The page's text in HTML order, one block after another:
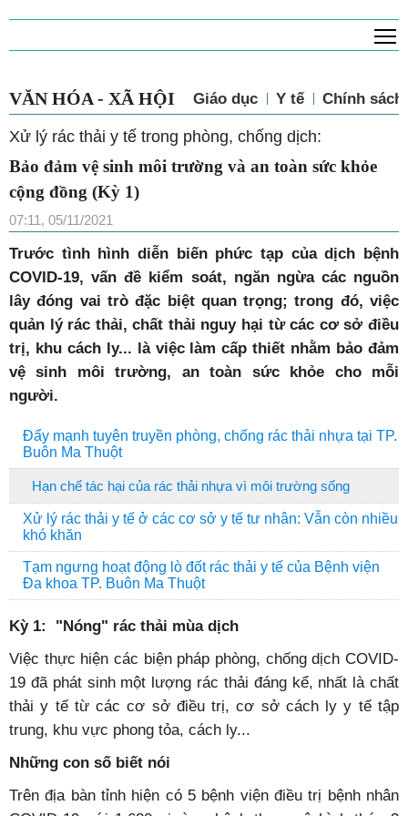
VĂN HÓA - XÃ HỘI Giáo dục Y tế Chính sách
Xử lý rác thải y tế trong phòng, chống dịch:
Bảo đảm vệ sinh môi trường và an toàn sức khỏe
cộng đồng (Kỳ 1)
07:11, 05/11/2021
Trước tình hình diễn biến phức tạp của dịch bệnh
COVID-19, vấn đề kiểm soát, ngăn ngừa các nguồn
lây đóng vai trò đặc biệt quan trọng; trong đó, việc
quản lý rác thải, chất thải nguy hại từ các cơ sở điều
trị, khu cách ly... là việc làm cấp thiết nhằm bảo đảm
vệ sinh môi trường, an toàn sức khỏe cho mỗi
người.
Đẩy mạnh tuyên truyền phòng, chống rác thải nhựa tại TP.
Buôn Ma Thuột
Hạn chế tác hại của rác thải nhựa vì môi trường sống
Xử lý rác thải y tế ở các cơ sở y tế tư nhân: Vẫn còn nhiều
khó khăn
Tạm ngưng hoạt động lò đốt rác thải y tế của Bệnh viện
Đa khoa TP. Buôn Ma Thuột
Kỳ 1: "Nóng" rác thải mùa dịch
Việc thực hiện các biện pháp phòng, chống dịch COVID-
19 đã phát sinh một lượng rác thải đáng kể, nhất là chất
thải y tế từ các cơ sở điều trị, cơ sở cách ly y tế tập
trung, khu vực phong tỏa, cách ly...
Những con số biết nói
Trên địa bàn tỉnh hiện có 5 bệnh viện điều trị bệnh nhân